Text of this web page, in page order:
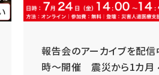
報告会のアーカイブを配
時～開催 震災から1カ月